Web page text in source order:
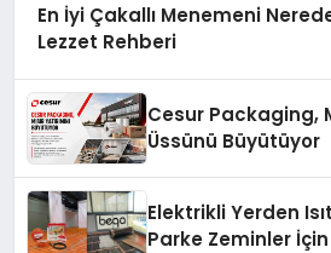
En İyi Çakallı Menemeni
Lezzet Rehberi
Cesur Packaging,
Üssünü Büyütüyor
Elektrikli Yerden
Parke Zeminler